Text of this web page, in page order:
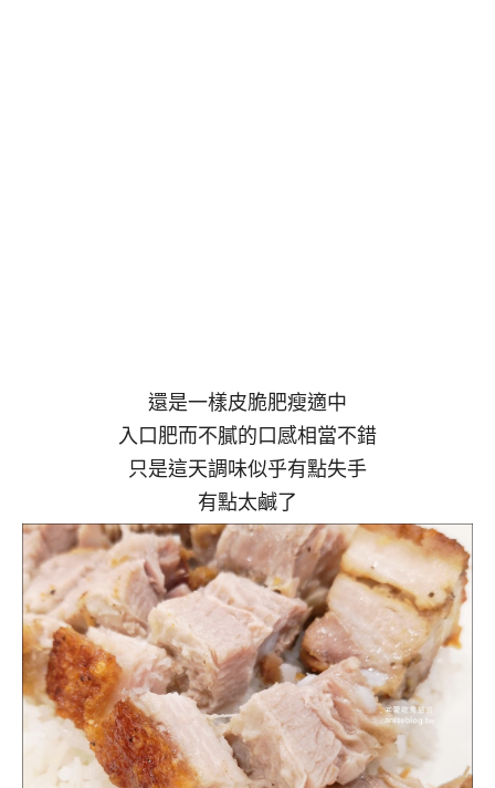
還是一樣皮脆肥瘦適中
入口肥而不膩的口感相當不錯
只是這天調味似乎有點失手
有點太鹹了